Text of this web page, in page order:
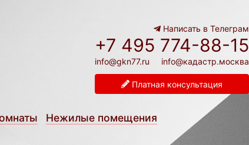
Написать в Телеграм
+7 495 774-88-15
info@gkn77.ru info@кадастр.москва
Платная консультация
Нежилые помещения